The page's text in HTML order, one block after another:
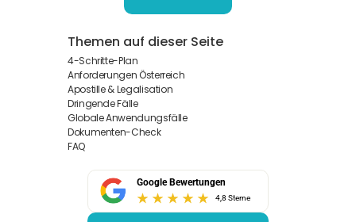
Themen auf dieser Seite
4-Schritte-Plan
Anforderungen Österreich
Apostille & Legalisation
Dringende Fälle
Globale Anwendungsfälle
Dokumenten-Check
FAQ
Google Bewertungen
4,8 Sterne